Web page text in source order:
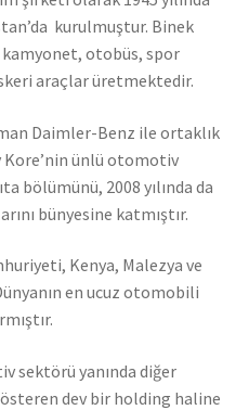
kurulmuştur. Binek
otobüs, spor
araçlar üretmektedir.
Daimler-Benz ile ortaklık
Kore’nin ünlü otomotiv
bölümünü, 2008 yılında da
bünyesine katmıştır.
Kenya, Malezya ve
en ucuz otomobili
sektörü yanında diğer
dev bir holding haline